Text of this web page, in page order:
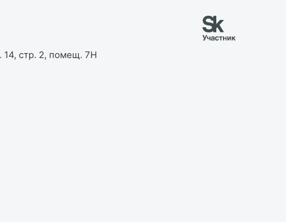
14, стр. 2, помещ. 7Н